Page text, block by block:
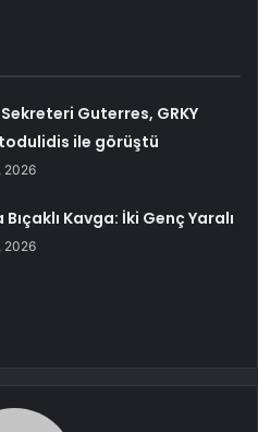
Guterres, GRKY
ile görüştü
2026
Kavga: İki Genç Yaralı
2026